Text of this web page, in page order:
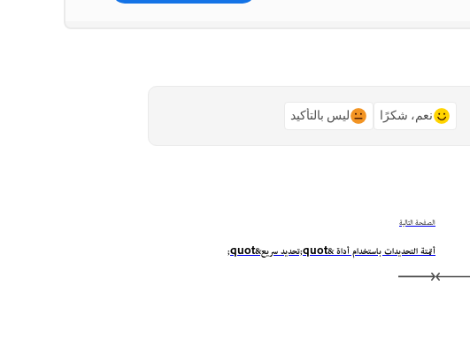
نعم، شكرًا ليس بالتأكيد
الصفحة التالية
أتمتة التحديدات باستخدام أداة &quot;تحديد سريع&quot;